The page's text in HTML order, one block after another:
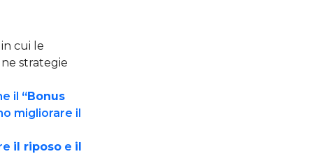
cui le
strategie
il “Bonus
migliorare il
il riposo e il